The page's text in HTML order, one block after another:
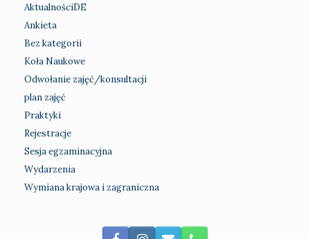
AktualnościDE
Ankieta
Bez kategorii
Koła Naukowe
Odwołanie zajęć/konsultacji
plan zajęć
Praktyki
Rejestracje
Sesja egzaminacyjna
Wydarzenia
Wymiana krajowa i zagraniczna